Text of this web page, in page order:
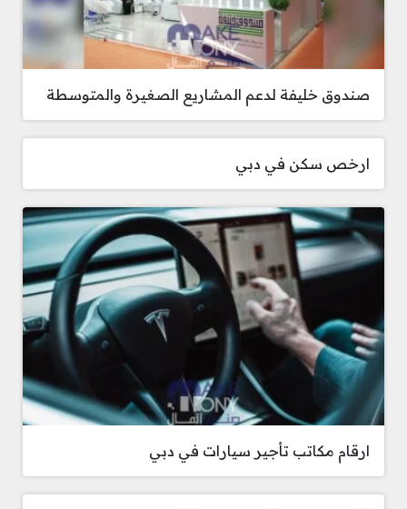
صندوق خليفة لدعم المشاريع الصغيرة والمتوسطة
ارخص سكن في دبي
ارقام مكاتب تأجير سيارات في دبي